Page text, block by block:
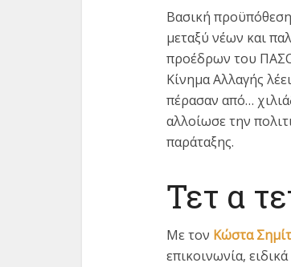
Βασική
μεταξύ νέων και
προέδρων του
Κίνημα Αλλαγής
πέρασαν από…
αλλοίωσε την
παράταξης.
Τετ α
Με τον Κώστα
επικοινωνία,